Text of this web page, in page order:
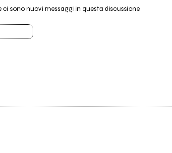
ci sono nuovi messaggi in questa discussione